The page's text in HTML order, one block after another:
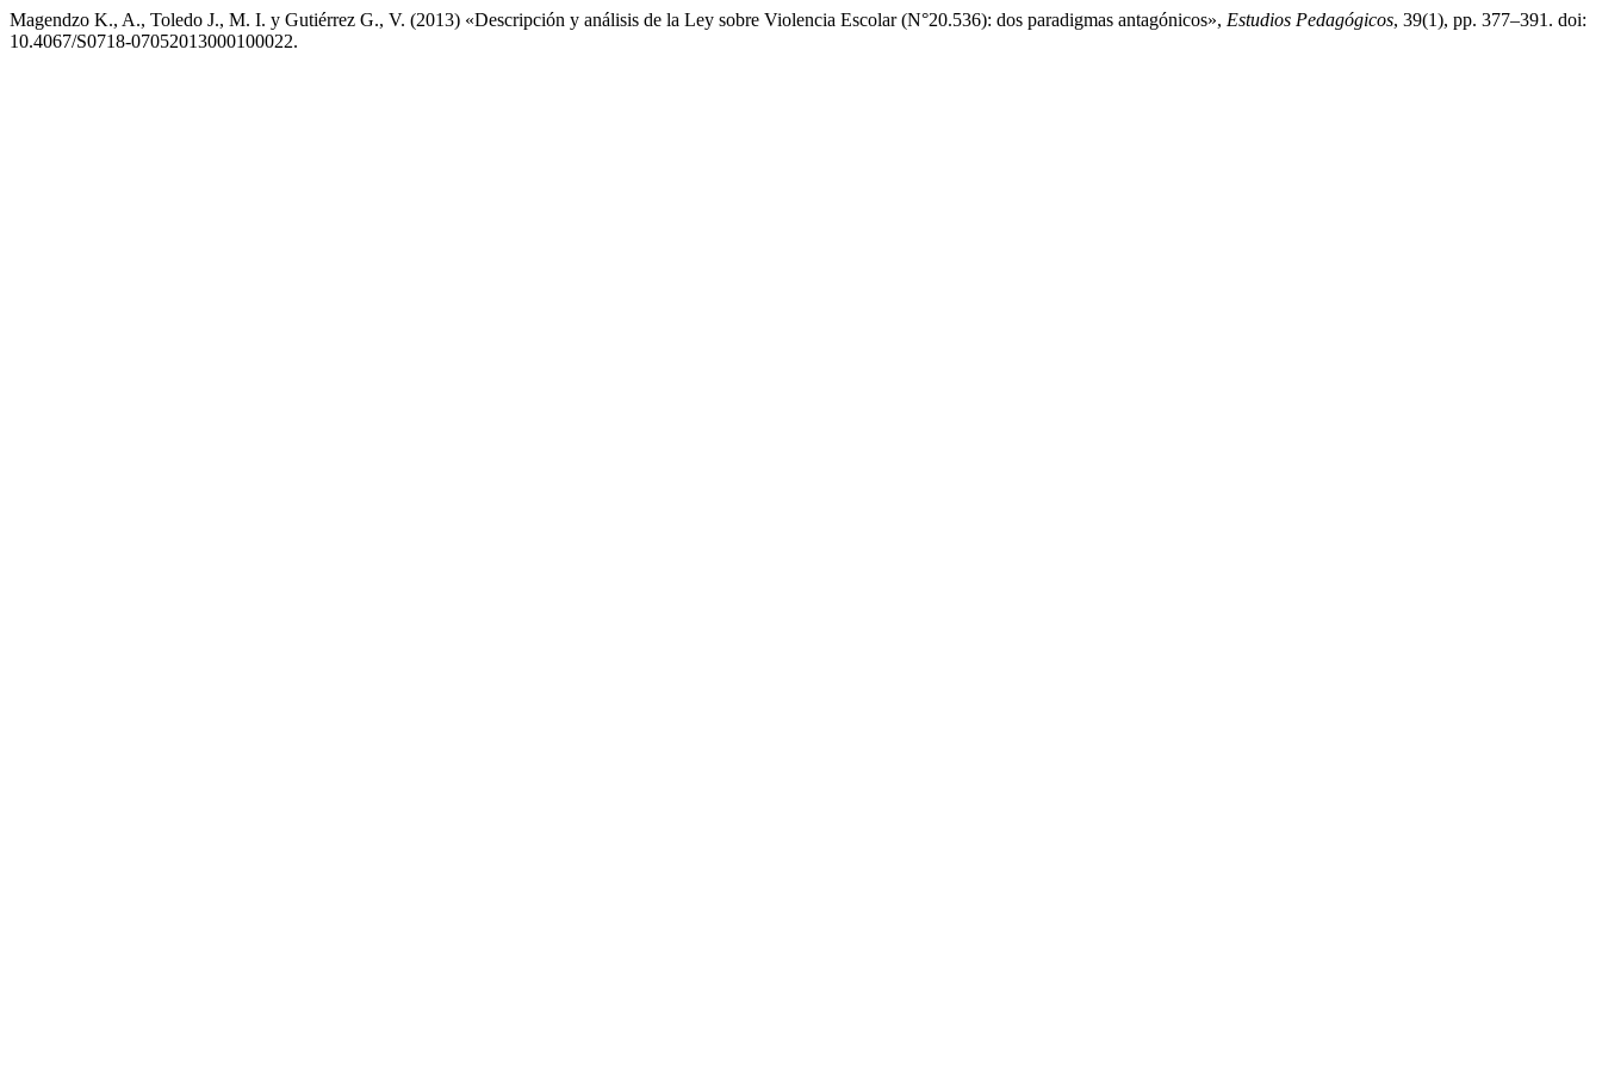
Magendzo K., A., Toledo J., M. I. y Gutiérrez G., V. (2013) «Descripción y análisis de la Ley sobre Violencia Escolar (N°20.536): dos paradigmas antagónicos», Estudios Pedagógicos, 39(1), pp. 377–391. doi:
10.4067/S0718-07052013000100022.